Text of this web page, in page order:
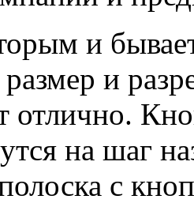
и
и
отлично.
на шаг
с